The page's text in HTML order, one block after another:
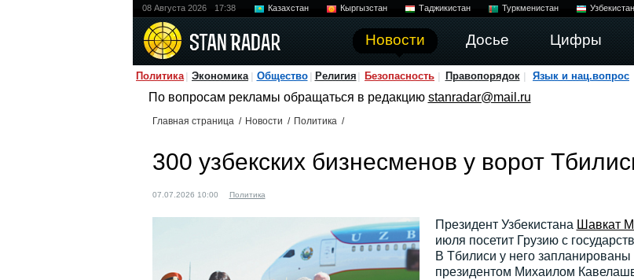
08 Августа 2026 17:38 Казахстан Кыргызстан Таджикистан Туркменистан Узбекистан
Новости Досье Цифры
Политика Экономика Общество Религия Безопасность Правопорядок Язык и нац.вопрос
По вопросам рекламы обращаться в редакцию stanradar@mail.ru
Главная страница / Новости / Политика /
300 узбекских бизнесменов у ворот
07.07.2026 10:00 Политика
Президент Узбекистана Шавкат
июля посетит Грузию с
В Тбилиси у него
президентом Михаилом